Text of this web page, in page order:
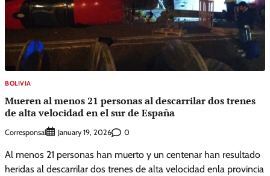
BOLIVIA
Mueren al menos 21 personas al descarrilar dos trenes
de alta velocidad en el sur de España
Corresponsal January 19, 2026 0
Al menos 21 personas han muerto y un centenar han resultado
heridas al descarrilar dos trenes de alta velocidad enla provincia